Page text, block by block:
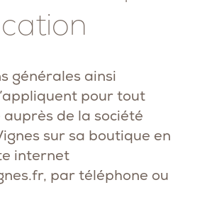
générales ainsi
pour tout
de la société
sur sa boutique en
internet
, par téléphone ou